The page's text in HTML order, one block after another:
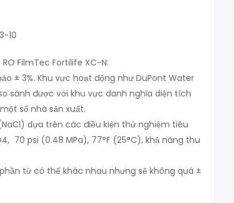
10
FilmTec Fortilife XC-N:
± 3%. Khu vực hoạt động như DuPont Water
sánh được với khu vực danh nghĩa diện tích
số nhà sản xuất.
dựa trên các điều kiện thử nghiệm tiêu
70 psi (0.48 MPa), 77°F (25°C), khả năng thu
tử có thể khác nhau nhưng sẽ không quá ±